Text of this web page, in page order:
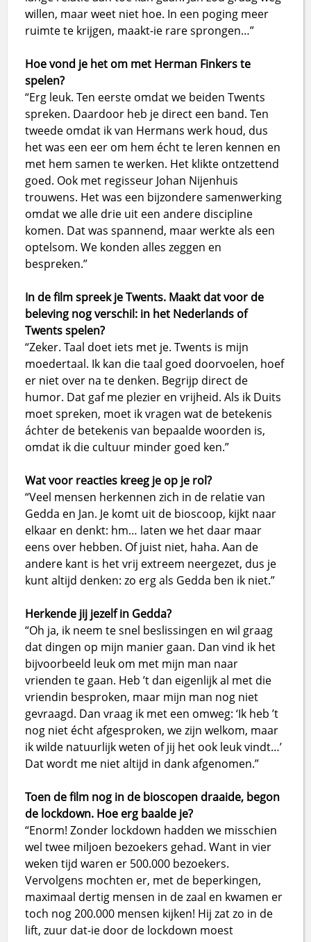
willen, maar weet niet hoe. In een poging meer
ruimte te krijgen, maakt-ie rare sprongen…”
Hoe vond je het om met Herman Finkers te
spelen?
“Erg leuk. Ten eerste omdat we beiden Twents
spreken. Daardoor heb je direct een band. Ten
tweede omdat ik van Hermans werk houd, dus
het was een eer om hem écht te leren kennen en
met hem samen te werken. Het klikte ontzettend
goed. Ook met regisseur Johan Nijenhuis
trouwens. Het was een bijzondere samenwerking
omdat we alle drie uit een andere discipline
komen. Dat was spannend, maar werkte als een
optelsom. We konden alles zeggen en
bespreken.”
In de film spreek je Twents. Maakt dat voor de
beleving nog verschil: in het Nederlands of
Twents spelen?
“Zeker. Taal doet iets met je. Twents is mijn
moedertaal. Ik kan die taal goed doorvoelen, hoef
er niet over na te denken. Begrijp direct de
humor. Dat gaf me plezier en vrijheid. Als ik Duits
moet spreken, moet ik vragen wat de betekenis
áchter de betekenis van bepaalde woorden is,
omdat ik die cultuur minder goed ken.”
Wat voor reacties kreeg je op je rol?
“Veel mensen herkennen zich in de relatie van
Gedda en Jan. Je komt uit de bioscoop, kijkt naar
elkaar en denkt: hm… laten we het daar maar
eens over hebben. Of juist niet, haha. Aan de
andere kant is het vrij extreem neergezet, dus je
kunt altijd denken: zo erg als Gedda ben ik niet.”
Herkende jij jezelf in Gedda?
“Oh ja, ik neem te snel beslissingen en wil graag
dat dingen op mijn manier gaan. Dan vind ik het
bijvoorbeeld leuk om met mijn man naar
vrienden te gaan. Heb ’t dan eigenlijk al met die
vriendin besproken, maar mijn man nog niet
gevraagd. Dan vraag ik met een omweg: ‘Ik heb ’t
nog niet écht afgesproken, we zijn welkom, maar
ik wilde natuurlijk weten of jij het ook leuk vindt…’
Dat wordt me niet altijd in dank afgenomen.”
Toen de film nog in de bioscopen draaide, begon
de lockdown. Hoe erg baalde je?
“Enorm! Zonder lockdown hadden we misschien
wel twee miljoen bezoekers gehad. Want in vier
weken tijd waren er 500.000 bezoekers.
Vervolgens mochten er, met de beperkingen,
maximaal dertig mensen in de zaal en kwamen er
toch nog 200.000 mensen kijken! Hij zat zo in de
lift, zuur dat-ie door de lockdown moest